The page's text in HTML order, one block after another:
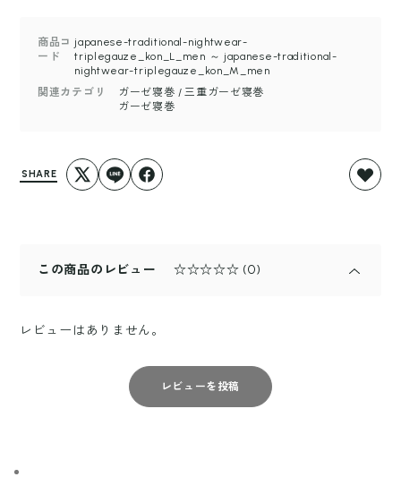
商品コ
ード
japanese-traditional-nightwear-
triplegauze_kon_L_men ～ japanese-traditional-
nightwear-triplegauze_kon_M_men
関連カテゴリ
ガーゼ寝巻 / 三重ガーゼ寝巻
ガーゼ寝巻
SHARE
この商品のレビュー ☆☆☆☆☆ (0)
レビューはありません。
レビューを投稿